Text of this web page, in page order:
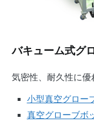
バキューム式グ
気密性、耐久性に優
小型真空グロー
真空グローブボ